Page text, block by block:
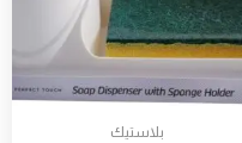
بلاستيك